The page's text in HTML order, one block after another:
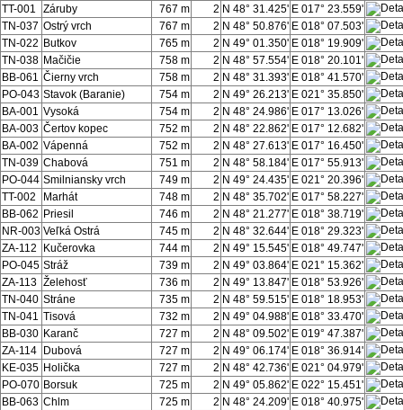
TT-001
Záruby 767 m 2 N 48° 31.425' E 017° 23.559'
TN-037 Ostrý vrch 767 m 2 N 48° 50.876' E 018° 07.503'
TN-022 Butkov 765 m 2 N 49° 01.350' E 018° 19.909'
TN-038 Mačičie 758 m 2 N 48° 57.554' E 018° 20.101'
BB-061 Čierny vrch 758 m 2 N 48° 31.393' E 018° 41.570'
PO-043 Stavok (Baranie) 754 m 2 N 49° 26.213' E 021° 35.850'
BA-001 Vysoká 754 m 2 N 48° 24.986' E 017° 13.026'
BA-003 Čertov kopec 752 m 2 N 48° 22.862' E 017° 12.682'
BA-002 Vápenná 752 m 2 N 48° 27.613' E 017° 16.450'
TN-039 Chabová 751 m 2 N 48° 58.184' E 017° 55.913'
PO-044 Smilniansky vrch 749 m 2 N 49° 24.435' E 021° 20.396'
TT-002
Marhát 748 m 2 N 48° 35.702' E 017° 58.227'
BB-062 Priesil 746 m 2 N 48° 21.277' E 018° 38.719'
NR-003 Veľká Ostrá 745 m 2 N 48° 32.644' E 018° 29.323'
ZA-112
Kučerovka 744 m 2 N 49° 15.545' E 018° 49.747'
PO-045 Stráž 739 m 2 N 49° 03.864' E 021° 15.362'
ZA-113 Želehosť 736 m 2 N 49° 13.847' E 018° 53.926'
TN-040 Stráne 735 m 2 N 48° 59.515' E 018° 18.953'
TN-041 Tisová 732 m 2 N 49° 04.988' E 018° 33.470'
BB-030 Karanč 727 m 2 N 48° 09.502' E 019° 47.387'
ZA-114
Dubová 727 m 2 N 49° 06.174' E 018° 36.914'
KE-035 Holička 727 m 2 N 48° 42.736' E 021° 04.979'
PO-070 Borsuk 725 m 2 N 49° 05.862' E 022° 15.451'
BB-063 Chlm 725 m 2 N 48° 24.209' E 018° 40.975'